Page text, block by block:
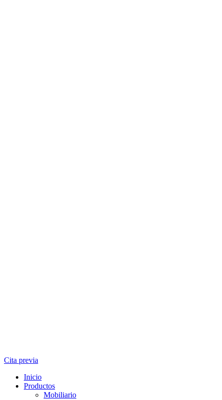
Cita previa
Inicio
Productos
Mobiliario